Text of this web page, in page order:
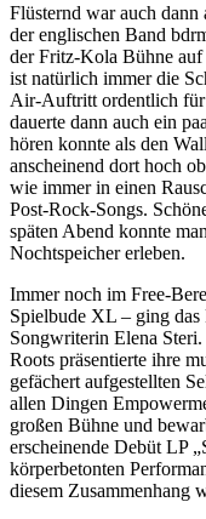
Flüsternd war auch dann
der englischen Band
der Fritz-Kola Bühne auf
ist natürlich immer die
Air-Auftritt ordentlich für
dauerte dann auch ein
hören konnte als den
anscheinend dort hoch
wie immer in einen
Post-Rock-Songs.
späten Abend konnte
Nochtspeicher erleben.
Immer noch im Free-
Spielbude XL – ging
Songwriterin Elena
Roots präsentierte ihre
gefächert aufgestellten
allen Dingen
großen Bühne und
erscheinende Debüt LP
körperbetonten
diesem Zusammenhang